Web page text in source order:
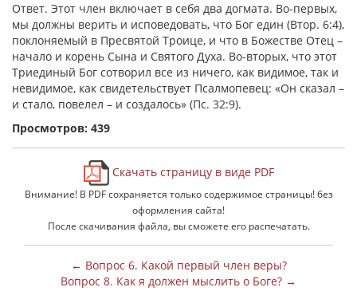
Ответ. Этот член включает в себя два догмата. Во-первых,
мы должны верить и исповедовать, что Бог един (Втор. 6:4),
поклоняемый в Пресвятой Троице, и что в Божестве Отец –
начало и корень Сына и Святого Духа. Во-вторых, что этот
Триединый Бог сотворил все из ничего, как видимое, так и
невидимое, как свидетельствует Псалмопевец: «Он сказал –
и стало, повелел – и создалось» (Пс. 32:9).
Просмотров: 439
Скачать страницу в виде PDF
Внимание! В PDF сохраняется только содержимое страницы! без
оформления сайта!
После скачивания файла, вы сможете его распечатать.
← Вопрос 6. Какой первый член веры?
Вопрос 8. Как я должен мыслить о Боге? →